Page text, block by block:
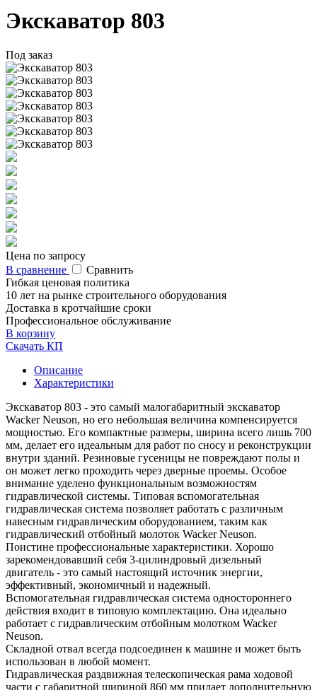
Экскаватор 803
Под заказ
Цена по запросу
В сравнение
Сравнить
Гибкая ценовая политика
10 лет на рынке строительного оборудования
Доставка в кротчайшие сроки
Профессиональное обслуживание
В корзину
Скачать КП
Описание
Характеристики
Экскаватор 803 - это самый малогабаритный экскаватор
Wacker Neuson, но его небольшая величина компенсируется
мощностью. Его компактные размеры, ширина всего лишь 700
мм, делает его идеальным для работ по сносу и реконструкции
внутри зданий. Резиновые гусеницы не повреждают полы и
он может легко проходить через дверные проемы. Особое
внимание уделено функциональным возможностям
гидравлической системы. Типовая вспомогательная
гидравлическая система позволяет работать с различным
навесным гидравлическим оборудованием, таким как
гидравлический отбойный молоток Wacker Neuson.
Поистине профессиональные характеристики. Хорошо
зарекомендовавший себя 3-цилиндровый дизельный
двигатель - это самый настоящий источник энергии,
эффективный, экономичный и надежный.
Вспомогательная гидравлическая система одностороннего
действия входит в типовую комплектацию. Она идеально
работает с гидравлическим отбойным молотком Wacker
Neuson.
Складной отвал всегда подсоединен к машине и может быть
использован в любой момент.
Гидравлическая раздвижная телескопическая рама ходовой
части с габаритной шириной 860 мм придает дополнительную